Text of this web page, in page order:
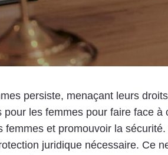
persiste, menaçant leurs
pour les femmes pour faire face
femmes et promouvoir la
juridique nécessaire. Ce